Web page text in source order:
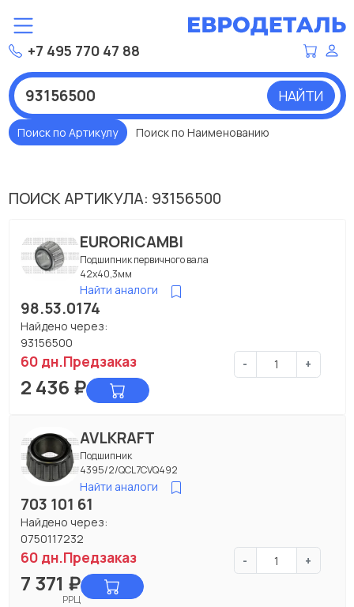
+7 495 770 47 88
НАЙТИ
Поиск по Артикулу Поиск по Наименованию
ПОИСК АРТИКУЛА: 93156500
EURORICAMBI
Подшипник первичного вала
42x40,3мм
Найти аналоги
98.53.0174
Найдено через:
93156500
60 дн.Предзаказ - +
2 436 ₽
AVLKRAFT
Подшипник
4395/2/QCL7CVQ492
Найти аналоги
703 101 61
Найдено через:
0750117232
60 дн.Предзаказ - +
7 371 ₽
РРЦ